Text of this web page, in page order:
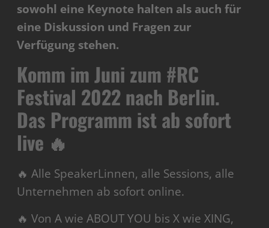
sowohl eine Keynote halten als auch für
eine Diskussion und Fragen zur
Verfügung stehen.
Komm im Juni zum #RC
Festival 2022 nach Berlin.
Das Programm ist ab sofort
live 🔥
🔥 Alle SpeakerLinnen, alle Sessions, alle
Unternehmen ab sofort online.
🔥 Von A wie ABOUT YOU bis X wie XING,